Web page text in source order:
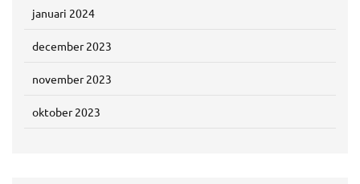
januari 2024
december 2023
november 2023
oktober 2023